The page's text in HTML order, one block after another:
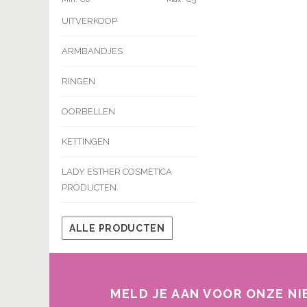
UITVERKOOP
ARMBANDJES
RINGEN
OORBELLEN
KETTINGEN
LADY ESTHER COSMETICA
PRODUCTEN.
ALLE PRODUCTEN
MELD JE AAN VOOR ONZE